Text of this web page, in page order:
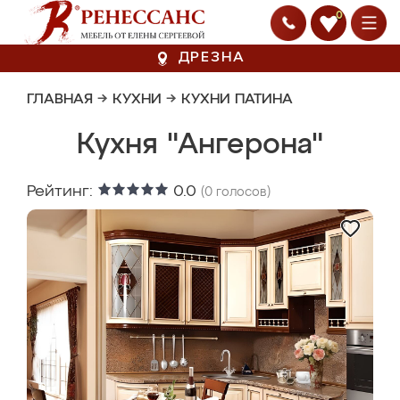
0
ДРЕЗНА
ГЛАВНАЯ → КУХНИ → КУХНИ ПАТИНА
Кухня "Ангерона"
Рейтинг: 0.0 (0 голосов)